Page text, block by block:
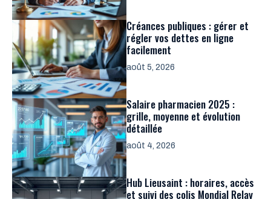
Créances publiques : gérer et
régler vos dettes en ligne
facilement
août 5, 2026
Salaire pharmacien 2025 :
grille, moyenne et évolution
détaillée
août 4, 2026
Hub Lieusaint : horaires, accès
et suivi des colis Mondial Relay